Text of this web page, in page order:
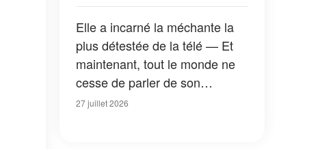
Elle a incarné la méchante la
plus détestée de la télé — Et
maintenant, tout le monde ne
cesse de parler de son
apparition dans la nouvelle
27 juillet 2026